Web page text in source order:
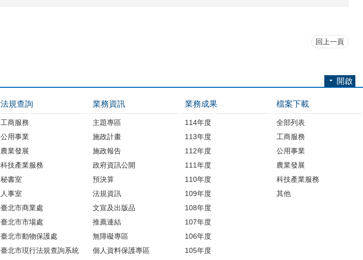
回上一頁
開啟
法規查詢
工商服務
公用事業
農業發展
科技產業服務
秘書室
人事室
臺北市商業處
臺北市市場處
臺北市動物保護處
臺北市現行法規查詢系統
業務資訊
主題專區
施政計畫
施政報告
政府資訊公開
預決算
法規資訊
文宣及出版品
推薦連結
無障礙專區
個人資料保護專區
業務成果
114年度
113年度
112年度
111年度
110年度
109年度
108年度
107年度
106年度
105年度
檔案下載
全部列表
工商服務
公用事業
農業發展
科技產業服務
其他